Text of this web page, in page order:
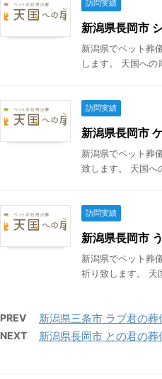
訪問実績
新潟県長岡市
新潟県でペット葬
します。 天国へ
訪問実績
新潟県長岡市
新潟県でペット葬
致します。 天国へ
訪問実績
新潟県長岡市
新潟県でペット葬
祈り致します。 天
PREV 新潟県三条市 ラブ君の
NEXT 新潟県長岡市 との君の